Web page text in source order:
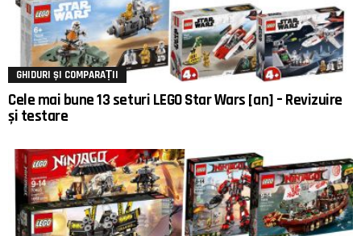
GHIDURI ȘI COMPARAȚII
Cele mai bune 13 seturi LEGO Star Wars [an] – Revizuire
și testare